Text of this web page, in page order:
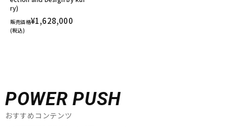
ry)
販売価格¥1,628,000
(税込)
POWER PUSH
おすすめコンテンツ